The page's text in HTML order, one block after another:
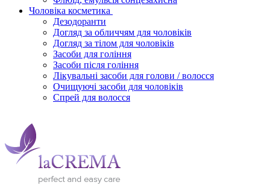
Чоловіка косметика
Дезодоранти
Догляд за обличчям для чоловіків
Догляд за тілом для чоловіків
Засоби для гоління
Засоби після гоління
Лікувальні засоби для голови / волосся
Очищуючі засоби для чоловіків
Спрей для волосся